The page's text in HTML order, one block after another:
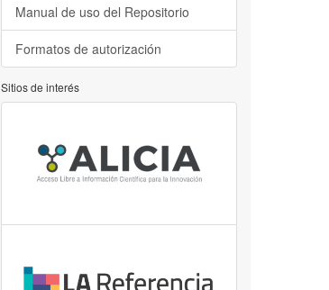
Manual de uso del Repositorio
Formatos de autorización
Sitios de interés